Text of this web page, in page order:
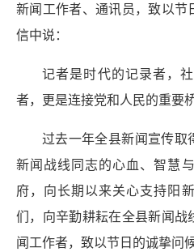
新闻工作者、通讯员，致以节
信中说：
记者是时代的记录者，
者，更是连接党和人民的重要
过去一年全县新闻宣传取
新闻战线同志的心血、智慧
府，向长期以来关心支持阳
们，向辛勤耕耘在全县新闻
闻工作者，致以节日的诚挚问